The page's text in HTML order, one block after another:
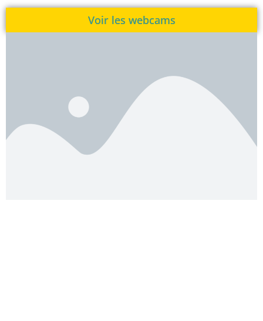
Voir les webcams